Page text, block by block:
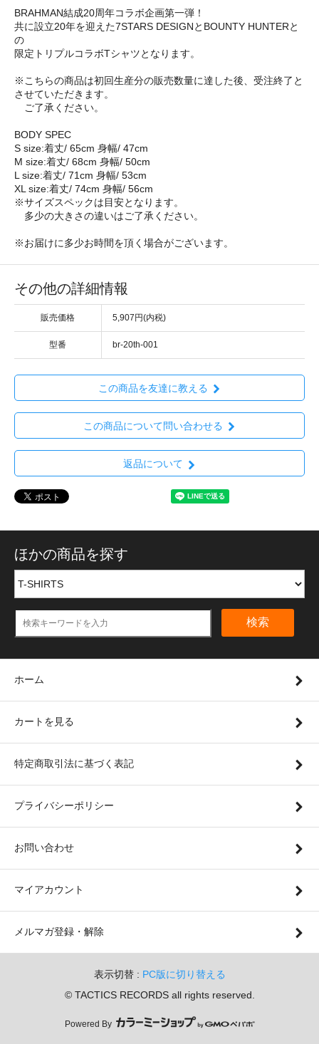
BRAHMAN結成20周年コラボ企画第一弾！
共に設立20年を迎えた7STARS DESIGNとBOUNTY HUNTERと
の
限定トリプルコラボTシャツとなります。
※こちらの商品は初回生産分の販売数量に達した後、受注終了と
させていただきます。
ご了承ください。
BODY SPEC
S size:着丈/ 65cm 身幅/ 47cm
M size:着丈/ 68cm 身幅/ 50cm
L size:着丈/ 71cm 身幅/ 53cm
XL size:着丈/ 74cm 身幅/ 56cm
※サイズスペックは目安となります。
多少の大きさの違いはご了承ください。
※お届けに多少お時間を頂く場合がございます。
その他の詳細情報
販売価格 5,907円(内税)
型番 br-20th-001
この商品を友達に教える
この商品について問い合わせる
返品について
ほかの商品を探す
検索
ホーム
カートを見る
特定商取引法に基づく表記
プライバシーポリシー
お問い合わせ
マイアカウント
メルマガ登録・解除
表示切替 : PC版に切り替える
© TACTICS RECORDS all rights reserved.
Powered By